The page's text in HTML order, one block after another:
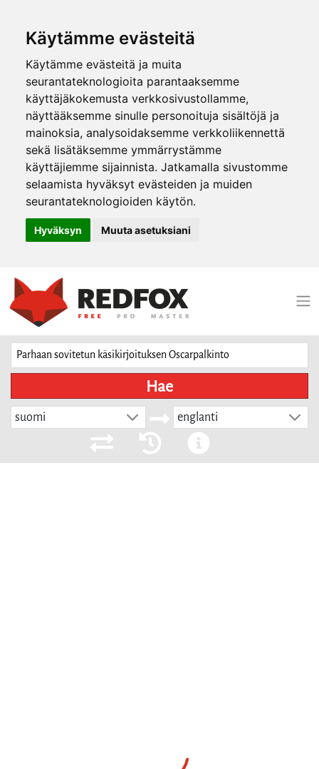
Käytämme evästeitä
Käytämme evästeitä ja muita
seurantateknologioita parantaaksemme
käyttäjäkokemusta verkkosivustollamme,
näyttääksemme sinulle personoituja sisältöjä ja
mainoksia, analysoidaksemme verkkoliikennettä
sekä lisätäksemme ymmärrystämme
käyttäjiemme sijainnista. Jatkamalla sivustomme
selaamista hyväksyt evästeiden ja muiden
seurantateknologioiden käytön.
Hyväksyn Muuta asetuksiani
Hae
suomi englanti